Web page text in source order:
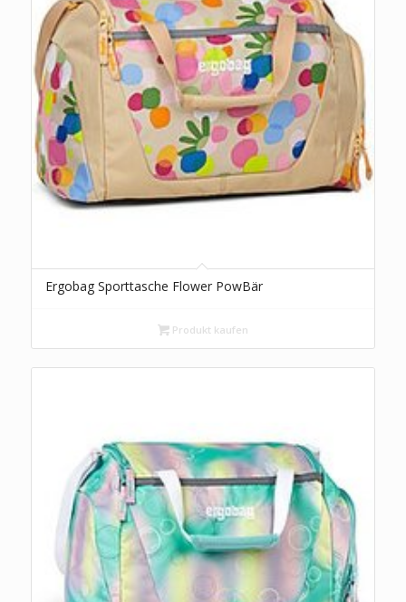
Ergobag Sporttasche Flower PowBär
Produkt kaufen